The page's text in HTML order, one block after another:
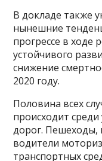
В докладе также
нынешние
прогрессе в ходе
устойчивого
снижение
2020 году.
Половина всех
происходит
дорог. Пешеходы,
водители
транспортных